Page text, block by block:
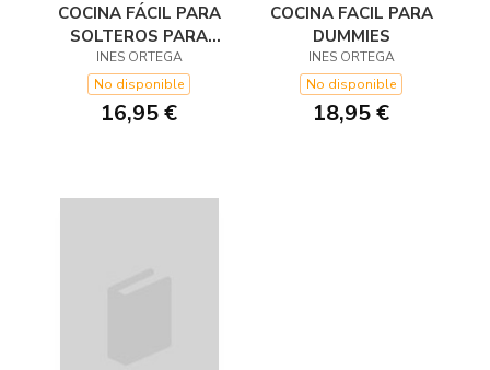
COCINA FÁCIL PARA
SOLTEROS PARA
DUMMIES
INES ORTEGA
No disponible
16,95 €
COCINA FACIL PARA
DUMMIES
INES ORTEGA
No disponible
18,95 €